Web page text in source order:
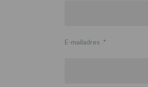
E-mailadres *